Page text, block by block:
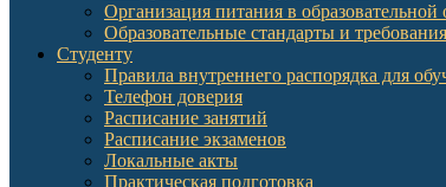
Организация питания в образовательной
Образовательные стандарты и требования
Студенту
Правила внутреннего распорядка для
Телефон доверия
Расписание занятий
Расписание экзаменов
Локальные акты
Практическая подготовка